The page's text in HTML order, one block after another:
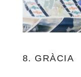
8. GRÀCIA